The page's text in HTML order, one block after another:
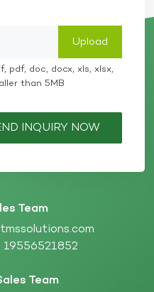
pdf, doc, docx, xls, xlsx,
than 5MB
INQUIRY NOW
Team
19556521852
Team